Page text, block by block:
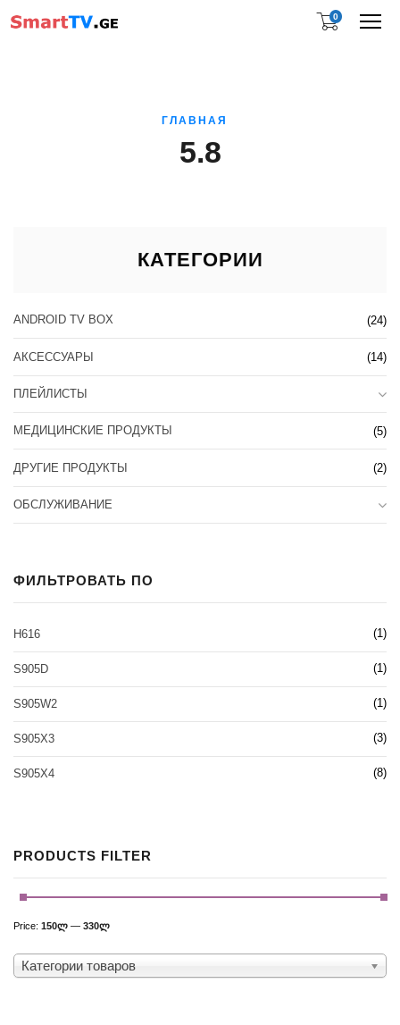
0
ГЛАВНАЯ
5.8
КАТЕГОРИИ
ANDROID TV BOX (24)
АКСЕССУАРЫ (14)
ПЛЕЙЛИСТЫ
МЕДИЦИНСКИЕ ПРОДУКТЫ (5)
ДРУГИЕ ПРОДУКТЫ (2)
ОБСЛУЖИВАНИЕ
ФИЛЬТРОВАТЬ ПО
H616 (1)
S905D (1)
S905W2 (1)
S905X3 (3)
S905X4 (8)
PRODUCTS FILTER
Price: 150ლ — 330ლ
Категории товаров